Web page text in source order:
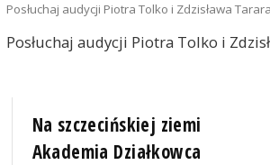
Posłuchaj audycji Piotra Tolko i Zdzisława
Posłuchaj audycji Piotra Tolko i
Na szczecińskiej ziemi
Akademia Działkowca